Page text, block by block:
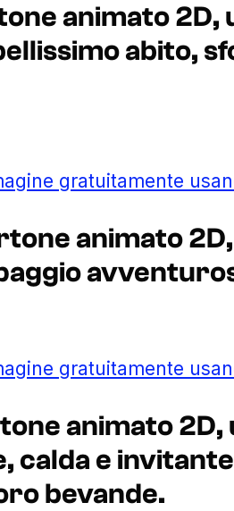
animato 2D,
abito,
gratuitamente
animato
gratuitamente
animato
calda e
bevande.